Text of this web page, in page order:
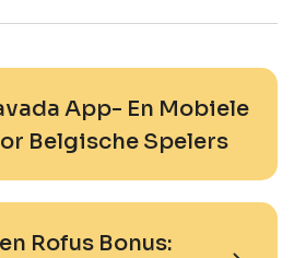
App- En Mobiele
Belgische Spelers
Rofus Bonus: